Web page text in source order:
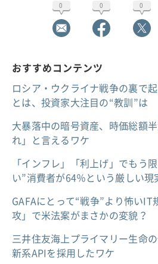
0 0 0
おすすめコンテンツ
ロシア・ウクライナ戦争の裏で
とは、投資家大注目の“教訓”は
大暴落中の暗号資産、時価総額
れ」と言えるワケ
「インフレ」「利上げ」でもう
い”消費者が64％という厳しい現
GAFAにとって“戦争”より怖いIT
攻」で米法案がまさかの変貌？
三井住友海上プライマリー生命
新系APIを採用したワケ